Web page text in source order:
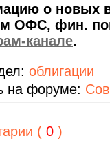
о новых
ОФС, фин.
канале.
облигации
на форуме:
( 0 )